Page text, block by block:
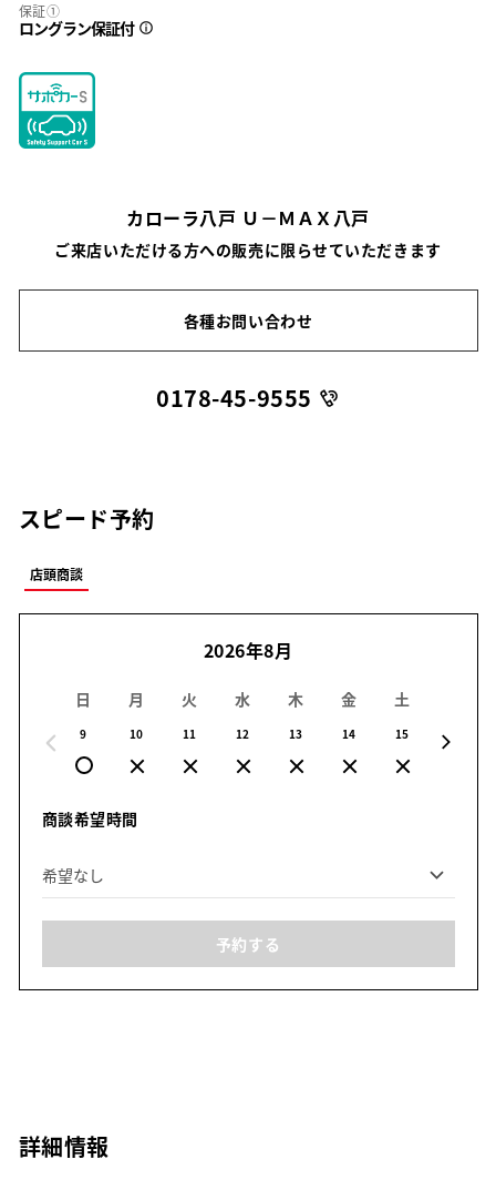
保証①
ロングラン保証付
カローラ八戸 Ｕ－ＭＡＸ八戸
ご来店いただける方への販売に限らせていただきます
各種お問い合わせ
0178-45-9555
スピード予約
店頭商談
2026年8月
日
9
月
10
火
11
水
12
木
13
金
14
土
15
商談希望時間
予約する
詳細情報